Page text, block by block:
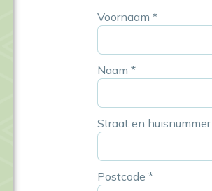
Voornaam *
Naam *
Straat en huisnummer
Postcode *